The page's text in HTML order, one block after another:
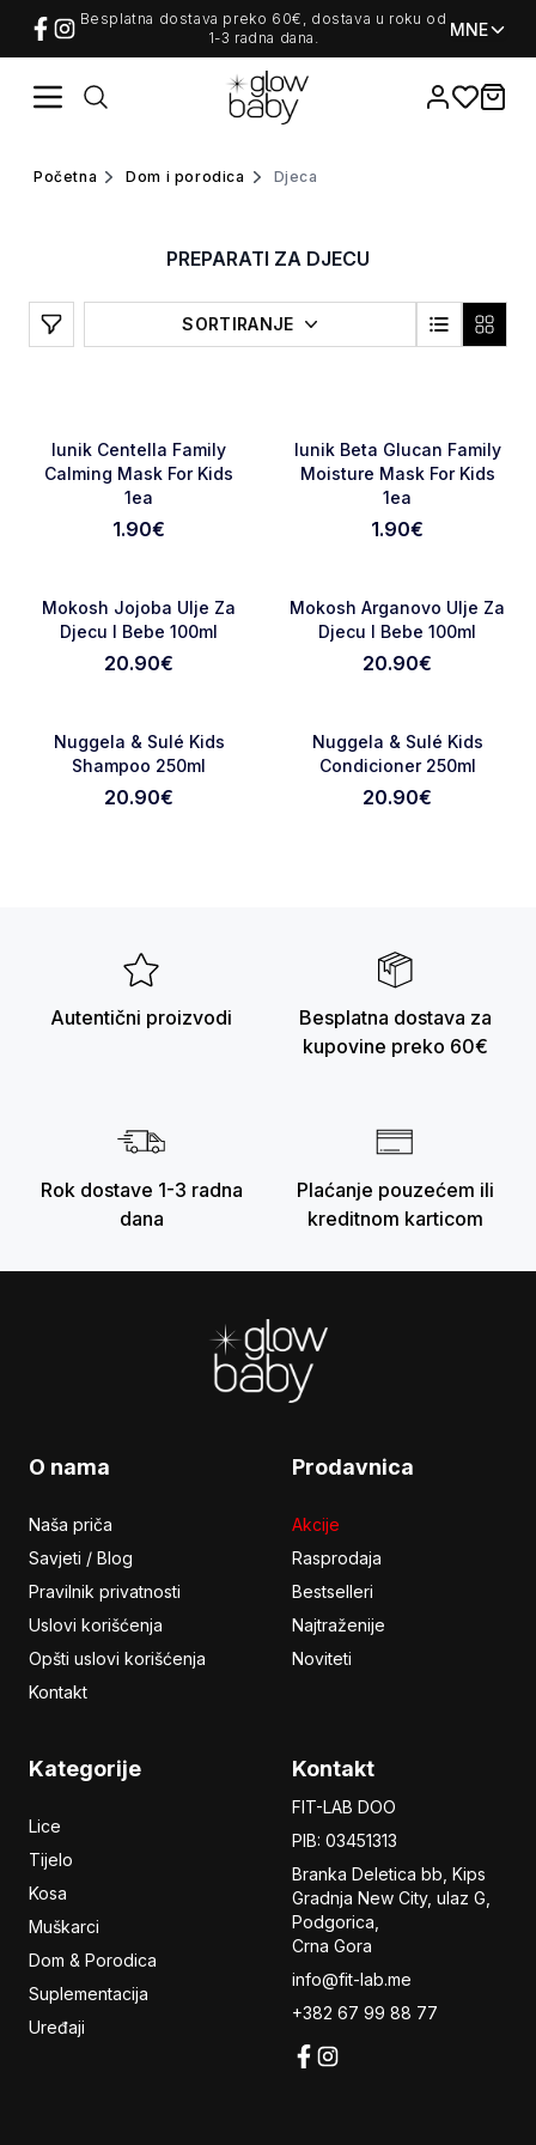
Besplatna dostava preko 60€, dostava u roku od
1-3 radna dana.
MNE
Favorites
items
Početna HomeDom i porodica djeca
PREPARATI ZA DJECU
Filters SORTIRANJE
Favorite
Iunik Centella Family
Calming Mask For Kids
1ea
1.90€
Iunik Beta Glucan Family
Moisture Mask For Kids
1ea
1.90€
Favorite
Mokosh Jojoba Ulje Za
Djecu I Bebe 100ml
20.90€
Mokosh Arganovo Ulje Za
Djecu I Bebe 100ml
20.90€
Favorite
Nuggela & Sulé Kids
Shampoo 250ml
20.90€
Nuggela & Sulé Kids
Condicioner 250ml
20.90€
Autentični proizvodi
Besplatna dostava za
kupovine preko 60€
Rok dostave 1-3 radna
dana
Plaćanje pouzećem ili
kreditnom karticom
O nama
Naša priča
Savjeti / Blog
Pravilnik privatnosti
Uslovi korišćenja
Opšti uslovi korišćenja
Kontakt
Prodavnica
Akcije
Rasprodaja
Bestselleri
Najtraženije
Noviteti
Kategorije
Lice
Tijelo
Kosa
Muškarci
Dom & Porodica
Suplementacija
Uređaji
Kontakt
FIT-LAB DOO
PIB: 03451313
Branka Deletica bb, Kips
Gradnja New City, ulaz G,
Podgorica,
Crna Gora
info@fit-lab.me
+382 67 99 88 77
/c/dom-i-porodica/djeca